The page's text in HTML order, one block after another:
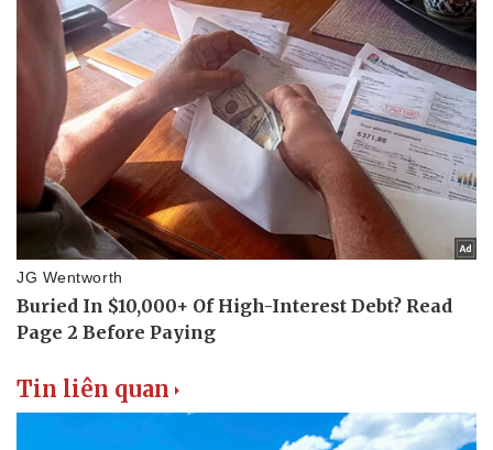
Doanh nghiệp
Thông tin doanh nghiệp
Doanh nghiệp 24h
Doanh nhân
Vì cộng đồng
Công nghệ
Sành điệu
Tin Công nghệ
Trải nghiệm
Chuyển đổi số
Tin liên quan